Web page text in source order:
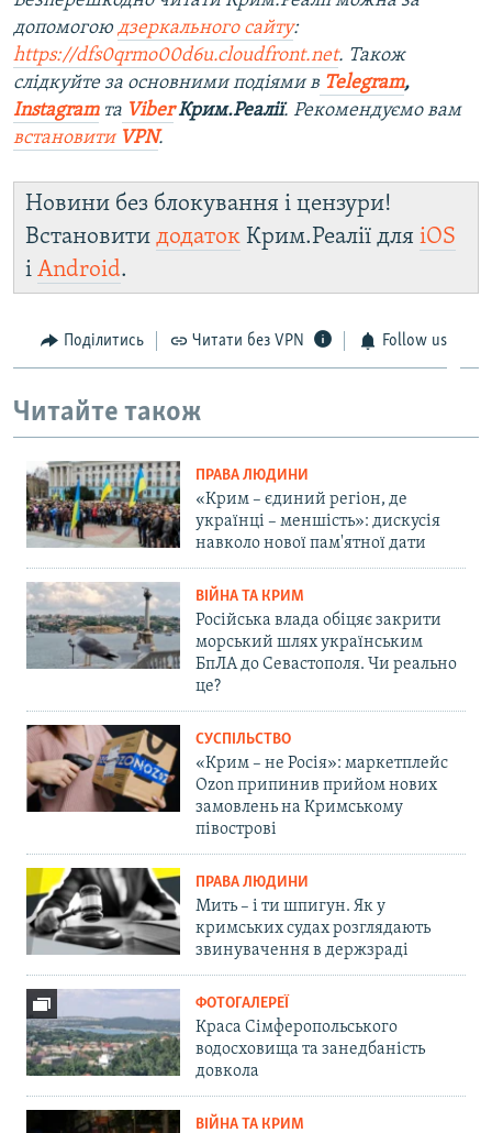
допомогою дзеркального сайту:
https://dfs0qrmo00d6u.cloudfront.net. Також
слідкуйте за основними подіями в Telegram,
Instagramта Viber Крим.Реалії. Рекомендуємо вам
встановити VPN.
Новини без блокування і цензури!
Встановити додаток Крим.Реалії для iOS
і Android.
Поділитись Читати без VPN Follow us
Читайте також
ПРАВА ЛЮДИНИ
«Крим – єдиний регіон, де
українці – меншість»: дискусія
навколо нової пам'ятної дати
ВІЙНА ТА КРИМ
Російська влада обіцяє закрити
морський шлях українським
БпЛА до Севастополя. Чи реально
це?
СУСПІЛЬСТВО
«Крим – не Росія»: маркетплейс
Ozon припинив прийом нових
замовлень на Кримському
півострові
ПРАВА ЛЮДИНИ
Мить – і ти шпигун. Як у
кримських судах розглядають
звинувачення в держзраді
ФОТОГАЛЕРЕЇ
Краса Сімферопольського
водосховища та занедбаність
довкола
ВІЙНА ТА КРИМ